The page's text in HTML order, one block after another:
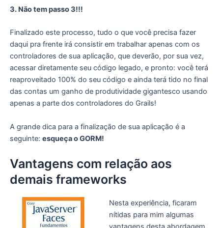
3. Não tem passo 3!!!
Finalizado este processo, tudo o que você precisa fazer
daqui pra frente irá consistir em trabalhar apenas com os
controladores de sua aplicação, que deverão, por sua vez,
acessar diretamente seu código legado, e pronto: você terá
reaproveitado 100% do seu código e ainda terá tido no final
das contas um ganho de produtividade gigantesco usando
apenas a parte dos controladores do Grails!
A grande dica para a finalização de sua aplicação é a
seguinte: esqueça o GORM!
Vantagens com relação aos
demais frameworks
Nesta experiência, ficaram
nítidas para mim algumas